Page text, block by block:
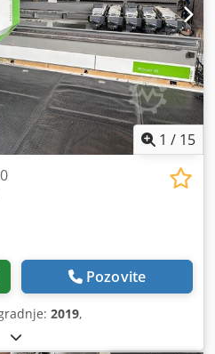
1 / 15
Pozovite
2019,